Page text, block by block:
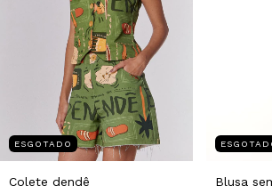
ESGOTADO
Colete dendê Blusa